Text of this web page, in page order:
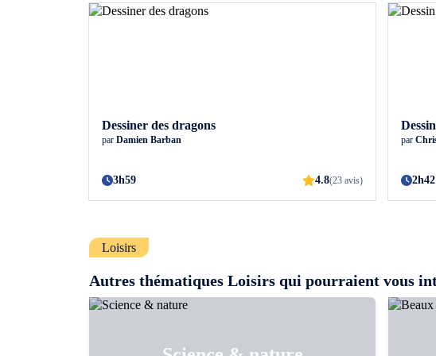
Dessiner des dragons
par Damien Barban
3h59 4.8(23 avis)
par
2h42
Loisirs
Autres thématiques Loisirs qui pourraient vous